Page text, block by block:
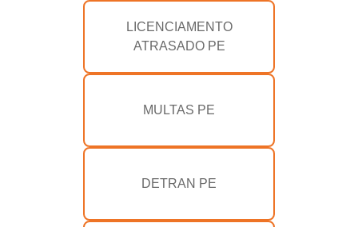
LICENCIAMENTO
ATRASADO PE
MULTAS PE
DETRAN PE